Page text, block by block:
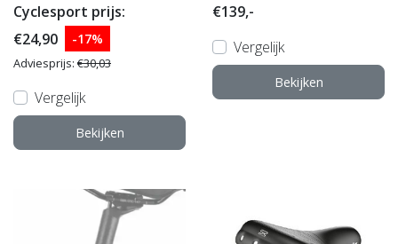
Cyclesport prijs:
€24,90
-17%
Adviesprijs: €30,03
Vergelijk
Bekijken
€139,-
Vergelijk
Bekijken